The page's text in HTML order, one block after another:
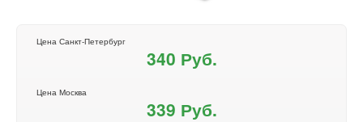
Цена Санкт-Петербург
340 Руб.
Цена Москва
339 Руб.